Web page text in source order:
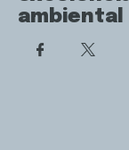
ambiental